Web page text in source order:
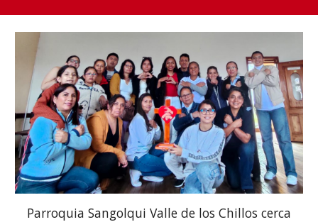
Parroquia Sangolqui Valle de los Chillos cerca